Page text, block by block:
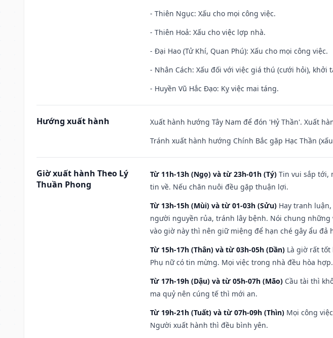
- Thiên Ngục: Xấu cho mọi công việc.
- Thiên Hoả: Xấu cho việc lợp nhà.
- Đại Hao (Tử Khí, Quan Phú): Xấu cho mọi công việc.
- Nhân Cách: Xấu đối với việc giá thú (cưới hỏi), khởi
- Huyền Vũ Hắc Đạo: Kỵ việc mai táng.
Hướng xuất hành
Xuất hành hướng Tây Nam để đón 'Hỷ Thần'. Xuất
Tránh xuất hành hướng Chính Bắc gặp Hạc Thần
Giờ xuất hành Theo Lý
Thuần Phong
Từ 11h-13h (Ngọ) và từ 23h-01h (Tý) Tin vui sắp tới,
tin về. Nếu chăn nuôi đều gặp thuận lợi.
Từ 13h-15h (Mùi) và từ 01-03h (Sửu) Hay tranh
người nguyền rủa, tránh lây bệnh. Nói chung
vào giờ này thì nên giữ miệng để hạn ché gây ẩu đả
Từ 15h-17h (Thân) và từ 03h-05h (Dần) Là giờ rất
Phụ nữ có tin mừng. Mọi việc trong nhà đều hòa
Từ 17h-19h (Dậu) và từ 05h-07h (Mão) Cầu tài thì
ma quỷ nên cúng tế thì mới an.
Từ 19h-21h (Tuất) và từ 07h-09h (Thìn) Mọi công
Người xuất hành thì đều bình yên.